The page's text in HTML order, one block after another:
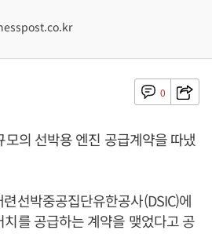
0
의 선박용 엔진 공급계약을 따냈
선박중공집단유한공사(DSIC)에
를 공급하는 계약을 맺었다고 공